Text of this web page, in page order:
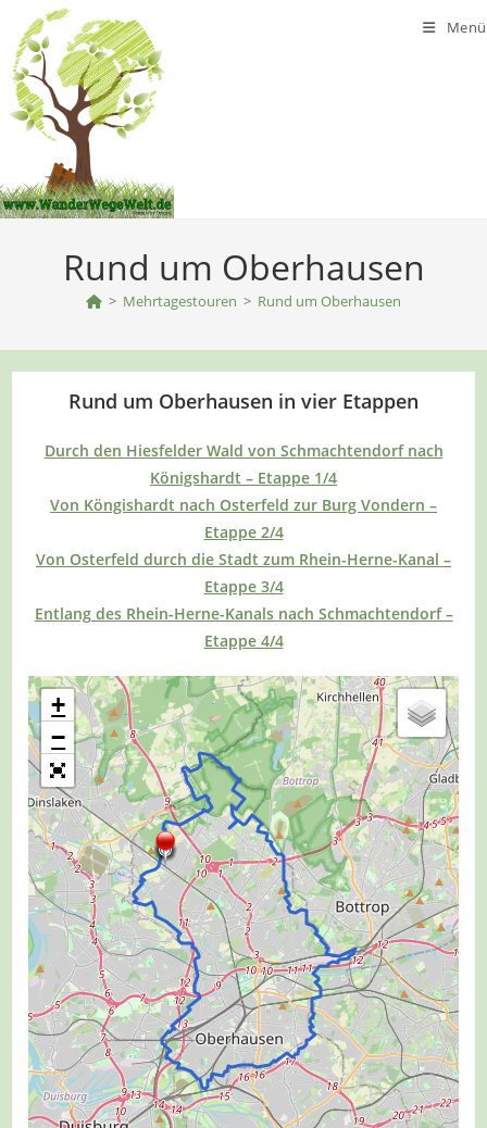
Inhalt
springen
Menü
Rund um Oberhausen
> Mehrtagestouren > Rund um Oberhausen
Rund um Oberhausen in vier Etappen
Durch den Hiesfelder Wald von Schmachtendorf nach
Königshardt – Etappe 1/4
Von Köngishardt nach Osterfeld zur Burg Vondern –
Etappe 2/4
Von Osterfeld durch die Stadt zum Rhein-Herne-Kanal –
Etappe 3/4
Entlang des Rhein-Herne-Kanals nach Schmachtendorf –
Etappe 4/4
+
−